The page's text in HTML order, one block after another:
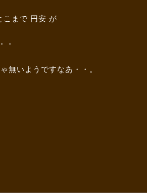
こまで 円安 が
・
無いようですなあ・・。